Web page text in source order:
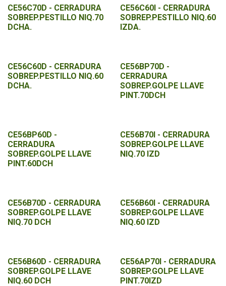
CE56C70D - CERRADURA
SOBREP.PESTILLO NIQ.70
DCHA.
CE56C60I - CERRADURA
SOBREP.PESTILLO NIQ.60
IZDA.
CE56C60D - CERRADURA
SOBREP.PESTILLO NIQ.60
DCHA.
CE56BP70D -
CERRADURA
SOBREP.GOLPE LLAVE
PINT.70DCH
CE56BP60D -
CERRADURA
SOBREP.GOLPE LLAVE
PINT.60DCH
CE56B70I - CERRADURA
SOBREP.GOLPE LLAVE
NIQ.70 IZD
CE56B70D - CERRADURA
SOBREP.GOLPE LLAVE
NIQ.70 DCH
CE56B60I - CERRADURA
SOBREP.GOLPE LLAVE
NIQ.60 IZD
CE56B60D - CERRADURA
SOBREP.GOLPE LLAVE
NIQ.60 DCH
CE56AP70I - CERRADURA
SOBREP.GOLPE LLAVE
PINT.70IZD